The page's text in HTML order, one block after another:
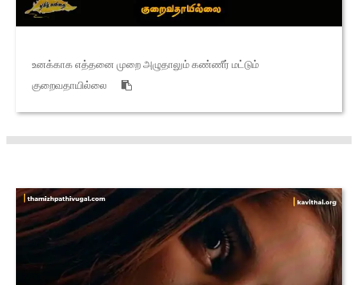
உனக்காக எத்தனை முறை அழுதாலும் கண்ணீர் மட்டும்
குறைவதாயில்லை